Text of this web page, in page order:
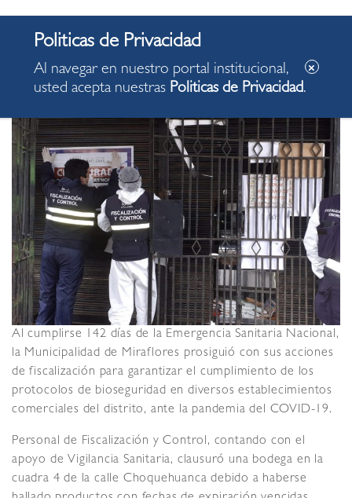
04.08.2020
Al cumplirse 142 días de la Emergencia Sanitaria Nacional,
la Municipalidad de Miraflores prosiguió con sus acciones
de fiscalización para garantizar el cumplimiento de los
protocolos de bioseguridad en diversos establecimientos
comerciales del distrito, ante la pandemia del COVID-19.
Personal de Fiscalización y Control, contando con el
apoyo de Vigilancia Sanitaria, clausuró una bodega en la
cuadra 4 de la calle Choquehuanca debido a haberse
Al navegar en nuestro portal institucional,
usted acepta nuestras Politicas de Privacidad.